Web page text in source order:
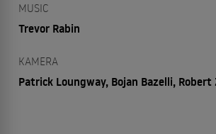
MUSIC
Trevor Rabin
KAMERA
Patrick Loungway, Bojan Bazelli, Robert